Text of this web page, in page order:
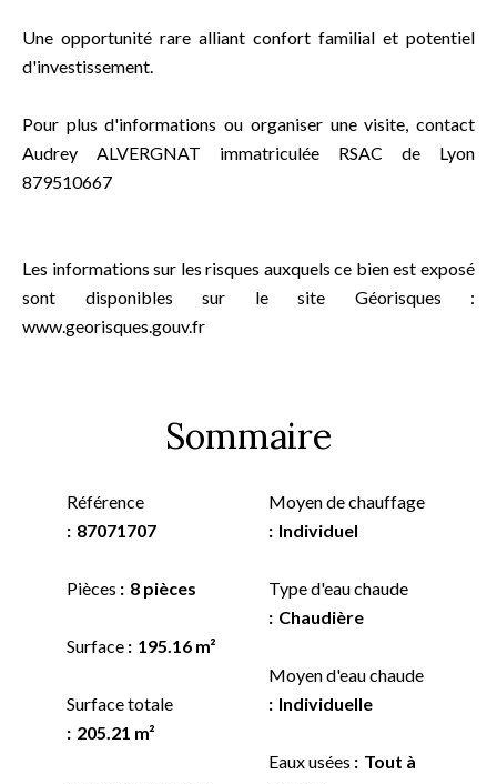
Une opportunité rare alliant confort familial et potentiel
d'investissement.
Pour plus d'informations ou organiser une visite, contact
Audrey ALVERGNAT immatriculée RSAC de Lyon
879510667
Les informations sur les risques auxquels ce bien est exposé
sont disponibles sur le site Géorisques :
www.georisques.gouv.fr
Sommaire
Référence
87071707
Pièces 8 pièces
Surface 195.16 m²
Surface totale
205.21 m²
Moyen de chauffage
Individuel
Type d'eau chaude
Chaudière
Moyen d'eau chaude
Individuelle
Eaux usées
Tout à